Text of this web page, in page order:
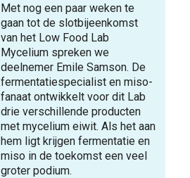
Met nog een paar weken te
gaan tot de slotbijeenkomst
van het Low Food Lab
Mycelium spreken we
deelnemer Emile Samson. De
fermentatiespecialist en miso-
fanaat ontwikkelt voor dit Lab
drie verschillende producten
met mycelium eiwit. Als het aan
hem ligt krijgen fermentatie en
miso in de toekomst een veel
groter podium.